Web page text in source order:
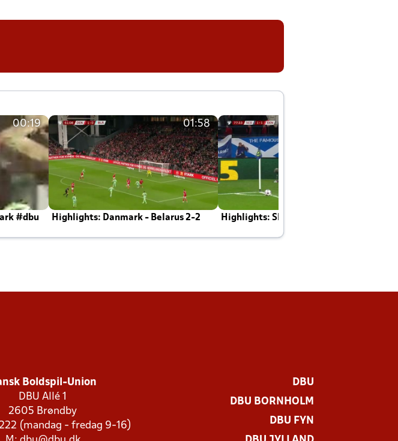
00:19
#dbu
01:58
Highlights: Danmark - Belarus 2-2 Highlights: Skotland - Danmark 4-2
Boldspil-Union
DBU Allé 1
2605 Brøndby
(mandag - fredag 9-16)
DBU
DBU BORNHOLM
DBU FYN